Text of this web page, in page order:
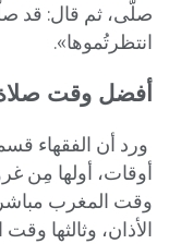
صلَّى، ثم قال: قد
انتظرتُموها».
أفضل وقت
ورد أن الفقهاء
أوقات، أولها مِن
وقت المغرب
الأذان، وثالثها